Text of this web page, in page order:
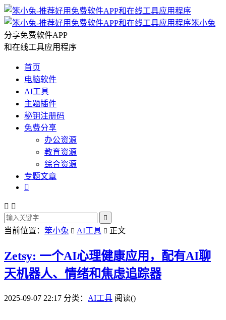
笨小兔
分享免费软件APP
和在线工具应用程序
首页
电脑软件
AI工具
主题插件
秘钥注册码
免费分享
办公资源
教育资源
综合资源
专题文章

 

当前位置： 笨小兔  AI工具  正文
Zetsy: 一个AI心理健康应用，配有AI聊
天机器人、情绪和焦虑追踪器
2025-09-07 22:17 分类： AI工具 阅读()